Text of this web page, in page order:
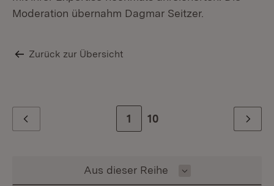
Moderation übernahm Dagmar Seitzer.
Zurück zur Übersicht
Zur Seite
1 Zur letzten Seite
10 Weiter
Inhalt auswählen
Aus dieser Reihe